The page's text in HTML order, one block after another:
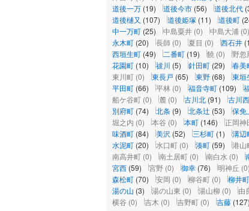
道後一万 (19) 道後今市 (56) 道後北代
道後樋又 (107) 道後姫塚 (11) 道後町
中一万町 (25) 中島粟井 (0) 中島大浦 (0)
永木町 (20) 長師 (0) 夏目 (0) 西石井
西垣生町 (49) 二番町 (19) 饒 (0) 野忽
花園町 (10) 祓川 (5) 針田町 (29) 春美
東川町 (0) 東長戸 (65) 東野 (68) 東垣
平田町 (66) 平林 (0) 福音寺町 (109)
船ケ谷町 (0) 麓 (0) 古川北 (91) 古川西
別府町 (74) 北条 (9) 北条辻 (53) 保免
堀之内 (0) 本谷 (0) 本町 (146) 正岡神
味酒町 (84) 美沢 (52) 三杉町 (1) 溝辺
水泥町 (20) 水口町 (0) 湊町 (59) 港山
南高井町 (0) 南土居町 (0) 南白水 (0)
宮西 (59) 宮野 (0) 御幸 (76) 明神丘 (0)
森松町 (70) 安岡 (0) 柳谷町 (0) 柳井町
湯の山 (3) 湯の山東 (0) 湯山柳 (0) 由
横谷 (0) 吉木 (0) 吉野町 (0) 吉藤 (127)